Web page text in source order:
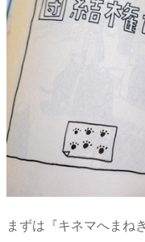
まずは『キネマへまね